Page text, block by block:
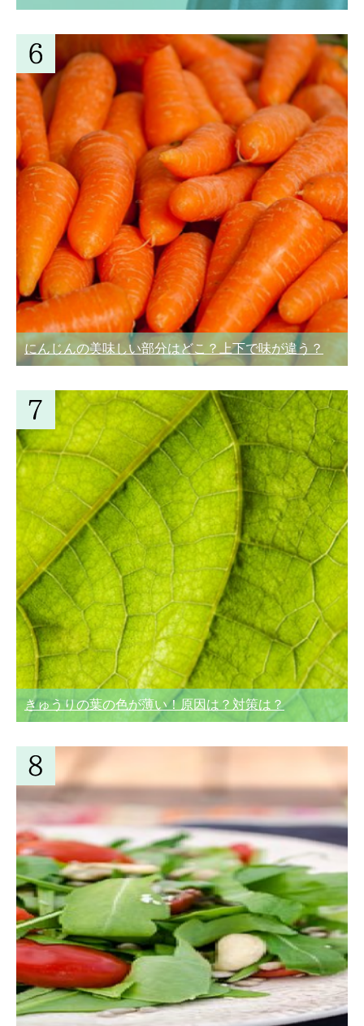
にんじんの美味しい部分はどこ？上下で味が違う？
きゅうりの葉の色が薄い！原因は？対策は？